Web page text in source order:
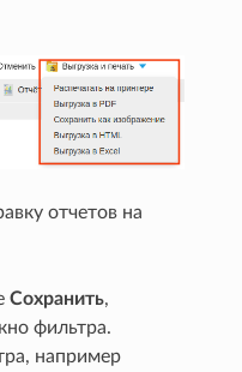
отчетов на
Сохранить,
фильтра.
например